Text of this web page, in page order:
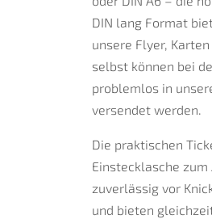
DIN lang Format
unsere Flyer,
selbst können bei
problemlos in
versendet werden.
Die praktischen
Einstecklasche
zuverlässig vor
und bieten